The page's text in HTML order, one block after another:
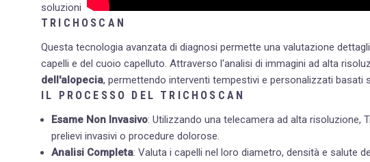
soluzioni
TRICHOSCAN
Questa tecnologia avanzata di diagnosi permette una valutazione
capelli e del cuoio capelluto. Attraverso l'analisi di immagini ad alta
dell'alopecia, permettendo interventi tempestivi e personalizzati basati
IL PROCESSO DEL TRICHOSCAN
Esame Non Invasivo: Utilizzando una telecamera ad alta
prelievi invasivi o procedure dolorose.
Analisi Completa: Valuta i capelli nel loro diametro, densità e salute